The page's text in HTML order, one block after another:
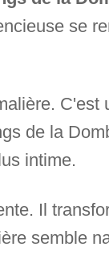
se
C'est
de la
intime.
Il
semble